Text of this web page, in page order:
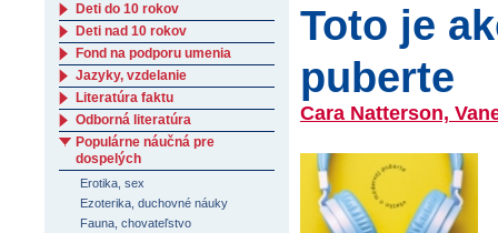
Toto je
puberte
Cara Natterson,
Deti do 10 rokov
Deti nad 10 rokov
Fond na podporu umenia
Jazyky, vzdelanie
Literatúra faktu
Odborná literatúra
Populárne náučná pre
dospelých
Erotika, sex
Ezoterika, duchovné náuky
Fauna, chovateľstvo